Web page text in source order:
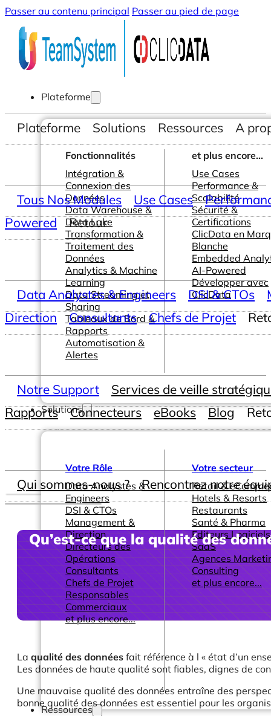
Passer au contenu principal Passer au pied de page
Plateforme
Fonctionnalités
Intégration &
Connexion des
Données
Data Warehouse &
Data Lake
Transformation &
Traitement des
Données
Analytics & Machine
Learning
Data Streaming et
Sharing
Tableaux de Bord &
Rapports
Automatisation &
Alertes
et plus encore...
Use Cases
Performance &
Scalabilité
Sécurité &
Certifications
ClicData en
Blanche
Embedded
AI-Powered
Développer avec
ClicData
Solutions
Votre Rôle
Data Analystes &
Engineers
DSI & CTOs
Management &
Direction
Directeurs des
Opérations
Consultants
Chefs de Projet
Responsables
Commerciaux
et plus encore...
Votre secteur
Retail &
Hotels & Resorts
Restaurants
Santé & Pharma
Editeurs
SaaS
Agences
Consulting
et plus encore...
Ressources
Plateforme Solutions Ressources A
Tous Nos Modules Use Cases
Powered
Retour
Data Analystes & Engineers DSI & CTOs
Direction
Consultants Chefs de Projet
Notre Support
Services de veille
Rapports
Connecteurs eBooks Blog
Qui sommes-nous ? Rencontrez notre
Qu’est-ce que la qualité des
La qualité des données fait référence à l « état d’un
Les données de haute qualité sont fiables, dignes de
Une mauvaise qualité des données entraîne des
bonne qualité des données est essentiel pour les